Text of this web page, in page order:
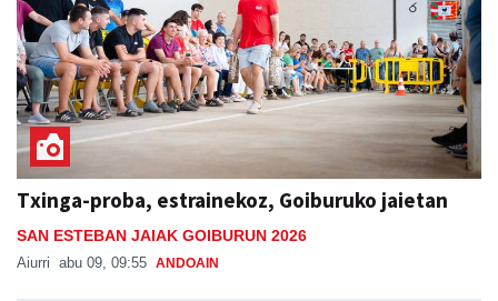
Txinga-proba, estrainekoz, Goiburuko jaietan
SAN ESTEBAN JAIAK GOIBURUN 2026
Aiurri abu 09, 09:55 ANDOAIN